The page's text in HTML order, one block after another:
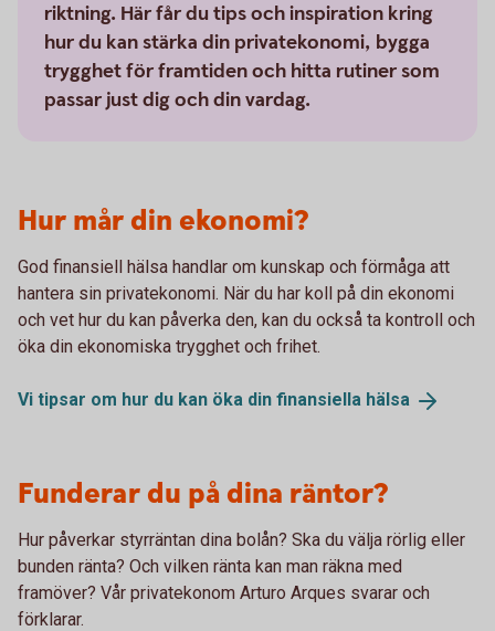
riktning. Här får du tips och inspiration kring
hur du kan stärka din privatekonomi, bygga
trygghet för framtiden och hitta rutiner som
passar just dig och din vardag.
Hur mår din ekonomi?
God finansiell hälsa handlar om kunskap och förmåga att
hantera sin privatekonomi. När du har koll på din ekonomi
och vet hur du kan påverka den, kan du också ta kontroll och
öka din ekonomiska trygghet och frihet.
Vi tipsar om hur du kan öka din finansiella hälsa
Funderar du på dina räntor?
Hur påverkar styrräntan dina bolån? Ska du välja rörlig eller
bunden ränta? Och vilken ränta kan man räkna med
framöver? Vår privatekonom Arturo Arques svarar och
förklarar.